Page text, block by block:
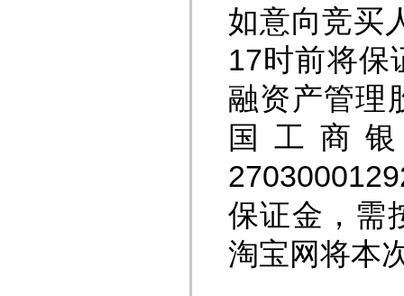
如意向竞买
17时前将保
融资产管理
国工商
保证金，需
淘宝网将本